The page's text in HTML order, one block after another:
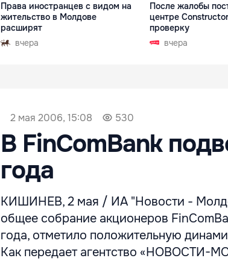
Права иностранцев с видом на
жительство в Молдове
расширят
вчера
После жалобы
центре
проверку
вчера
2 мая 2006, 15:08 530
В FinComBank
года
КИШИНЕВ, 2 мая / ИА "Новости -
общее собрание акционеров
года, отметило положительную
Как передает агентство «НОВОСТИ-